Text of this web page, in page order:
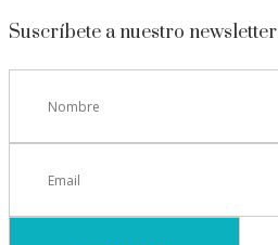
Suscríbete a nuestro newsletter